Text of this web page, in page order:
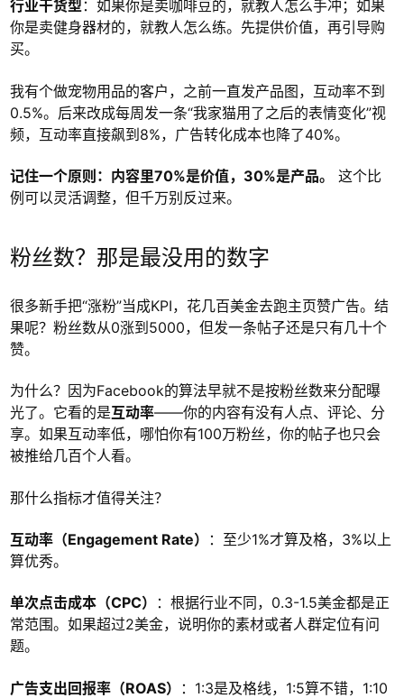
行业干货型：如果你是卖咖啡豆的，就教人怎么手冲；如果
你是卖健身器材的，就教人怎么练。先提供价值，再引导购
买。
我有个做宠物用品的客户，之前一直发产品图，互动率不到
0.5%。后来改成每周发一条“我家猫用了之后的表情变化”视
频，互动率直接飙到8%，广告转化成本也降了40%。
记住一个原则：内容里70%是价值，30%是产品。
这个比
例可以灵活调整，但千万别反过来。
粉丝数？那是最没用的数字
很多新手把“涨粉”当成KPI，花几百美金去跑主页赞广告。结
果呢？粉丝数从0涨到5000，但发一条帖子还是只有几十个
赞。
为什么？因为Facebook的算法早就不是按粉丝数来分配曝
光了。它看的是互动率——你的内容有没有人点、评论、分
享。如果互动率低，哪怕你有100万粉丝，你的帖子也只会
被推给几百个人看。
那什么指标才值得关注？
互动率（Engagement Rate）
：至少1%才算及格，3%以上
算优秀。
单次点击成本（CPC）
：根据行业不同，0.3-1.5美金都是正
常范围。如果超过2美金，说明你的素材或者人群定位有问
题。
广告支出回报率（ROAS）
：1:3是及格线，1:5算不错，1:10